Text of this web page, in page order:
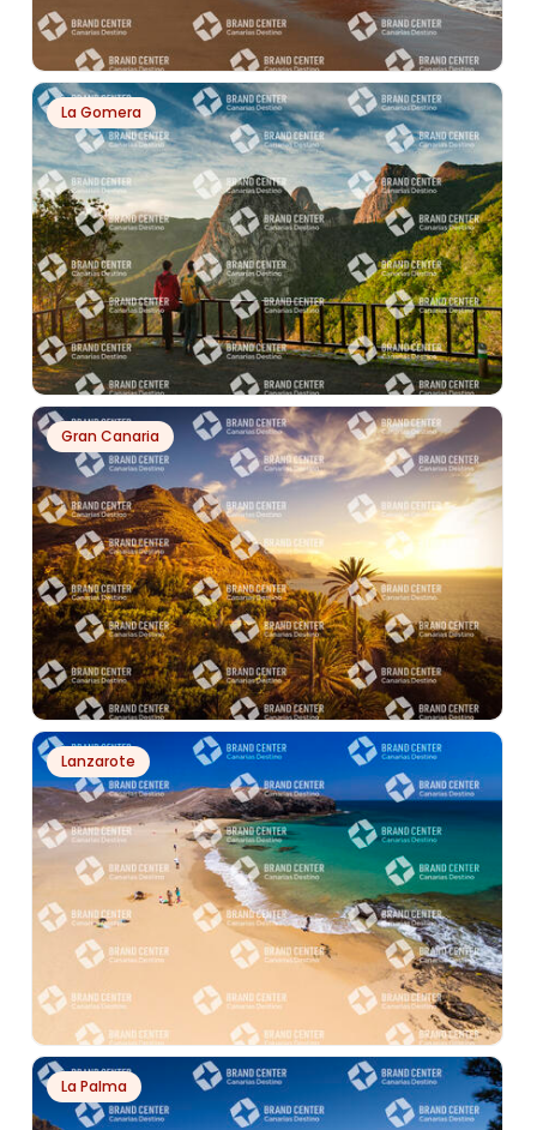
PH13837
PLAYA LA TEJITA
La Gomera
PH7727
MIRADOR DE LOS ROQUES
Gran Canaria
PH21897
ATARDECER EN GUAYEDRA
Lanzarote
PH740
PLAYAS DE PAPAGAYO
La Palma